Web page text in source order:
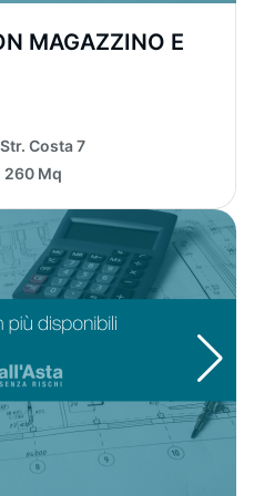
MAGAZZINO E
Costa 7
260 Mq